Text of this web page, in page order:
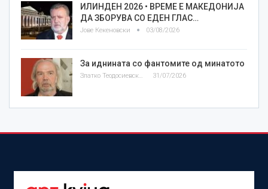
ИЛИНДЕН 2026 • ВРЕМЕ Е МАКЕДОНИЈА
ДА ЗБОРУВА СО ЕДЕН ГЛАС…
Јове Кекеновски 03/08/2026
За иднината со фантомите од минатото
Златко Теодосиевски 31/07/2026